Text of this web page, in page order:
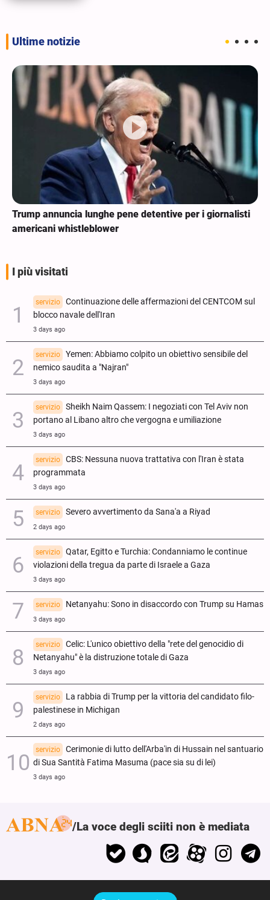
Ultime notizie
Trump annuncia lunghe pene detentive per i giornalisti
americani whistleblower
I più visitati
servizio
Continuazione delle affermazioni del CENTCOM sul
blocco navale dell'Iran
3 days ago
servizio
Yemen: Abbiamo colpito un obiettivo sensibile del
nemico saudita a "Najran"
3 days ago
servizio
Sheikh Naim Qassem: I negoziati con Tel Aviv non
portano al Libano altro che vergogna e umiliazione
3 days ago
servizio
CBS: Nessuna nuova trattativa con l'Iran è stata
programmata
3 days ago
servizio Severo avvertimento da Sana'a a Riyad
2 days ago
servizio
Qatar, Egitto e Turchia: Condanniamo le continue
violazioni della tregua da parte di Israele a Gaza
3 days ago
servizio Netanyahu: Sono in disaccordo con Trump su Hamas
3 days ago
servizio
Celic: L'unico obiettivo della "rete del genocidio di
Netanyahu" è la distruzione totale di Gaza
3 days ago
servizio
La rabbia di Trump per la vittoria del candidato filo-
palestinese in Michigan
2 days ago
servizio
Cerimonie di lutto dell'Arba'in di Hussain nel santuario
di Sua Santità Fatima Masuma (pace sia su di lei)
3 days ago
La voce degli sciiti non è mediata